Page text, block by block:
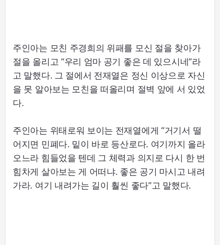
주인아는 모친 주경희의 위패를 모신 절을 찾아가
절을 올리고 “우리 엄마 공기 좋은 데 있으시네”라
고 말했다. 그 절에서 전재열은 정신 이상으로 자신
을 못 알아보는 모친을 떠올리며 절벽 앞에 서 있었
다.
주인아는 위태로워 보이는 전재열에게 “거기서 떨
어지면 민폐다. 밑이 바로 등산로다. 여기까지 올라
오느라 힘들었을 텐데 그 체력과 의지로 다시 한 번
힘차게 살아보는 게 어떠냐. 좋은 공기 마시고 내려
가라. 여기 내려가는 길이 훨씬 좋다”고 말했다.